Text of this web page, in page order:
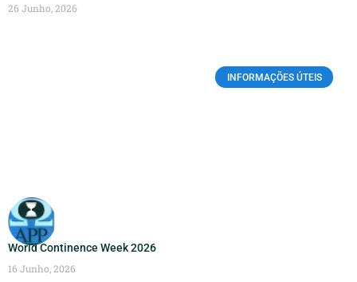
26 Junho, 2026
INFORMAÇÕES ÚTEIS
World Continence Week 2026
16 Junho, 2026